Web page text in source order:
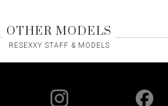
OTHER MODELS
RESEXXY STAFF & MODELS